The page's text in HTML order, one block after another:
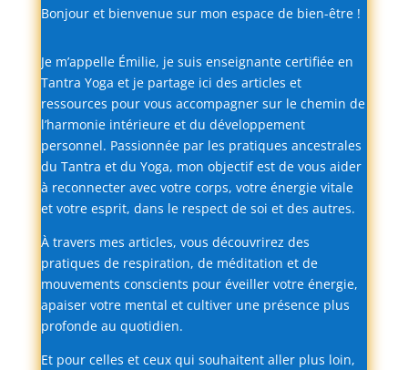
Bonjour et bienvenue sur mon espace de bien-être !
Je m’appelle Émilie, je suis enseignante certifiée en
Tantra Yoga et je partage ici des articles et
ressources pour vous accompagner sur le chemin de
l’harmonie intérieure et du développement
personnel. Passionnée par les pratiques ancestrales
du Tantra et du Yoga, mon objectifest de vous aider
à reconnecter avec votre corps, votre énergie vitale
et votre esprit, dans le respect de soi et des autres.
À travers mes articles, vous découvrirez des
pratiques de respiration, de méditation et de
mouvements conscients pour éveiller votre énergie,
apaiser votre mental et cultiver une présence plus
profonde au quotidien.
Et pour celles et ceux qui souhaitent aller plus loin,